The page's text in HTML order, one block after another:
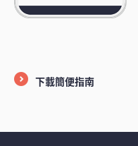
下載簡便指南